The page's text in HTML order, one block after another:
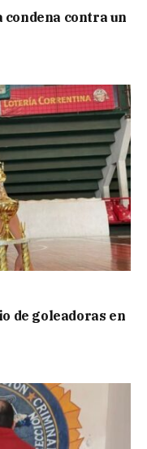
contra un
de goleadoras en